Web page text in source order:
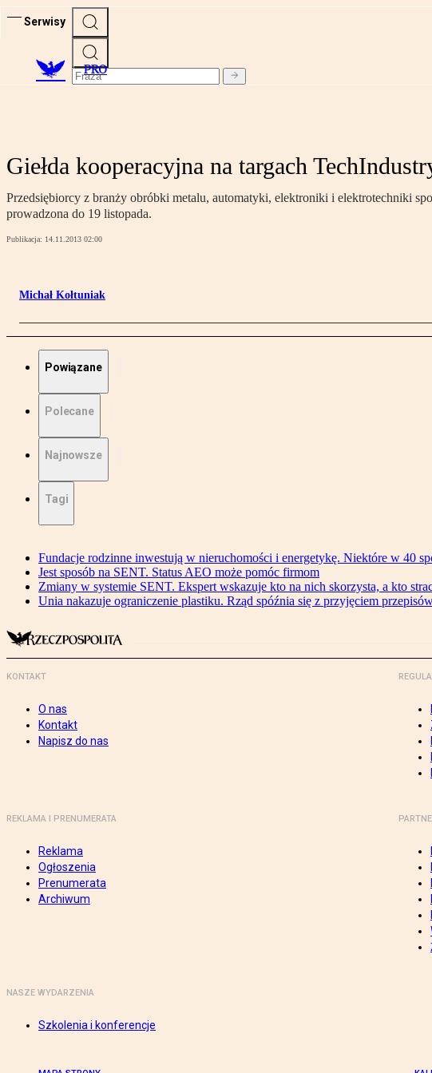
Serwisy
PRO
Giełda kooperacyjna na targach
Przedsiębiorcy z branży obróbki metalu, automatyki, elektroniki i elektrotechniki
prowadzona do 19 listopada.
Publikacja: 14.11.2013 02:00
Michał Kołtuniak
Powiązane
Polecane
Najnowsze
Tagi
Fundacje rodzinne inwestują w nieruchomości i energetykę. Niektóre w 40
Jest sposób na SENT. Status AEO może pomóc firmom
Zmiany w systemie SENT. Ekspert wskazuje kto na nich skorzysta, a kto
Unia nakazuje ograniczenie plastiku. Rząd spóźnia się z przyjęciem
KONTAKT
O nas
Kontakt
Napisz do nas
REKLAMA I PRENUMERATA
Reklama
Ogłoszenia
Prenumerata
Archiwum
NASZE WYDARZENIA
Szkolenia i konferencje